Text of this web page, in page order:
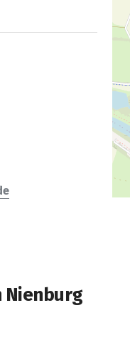
Nienburg